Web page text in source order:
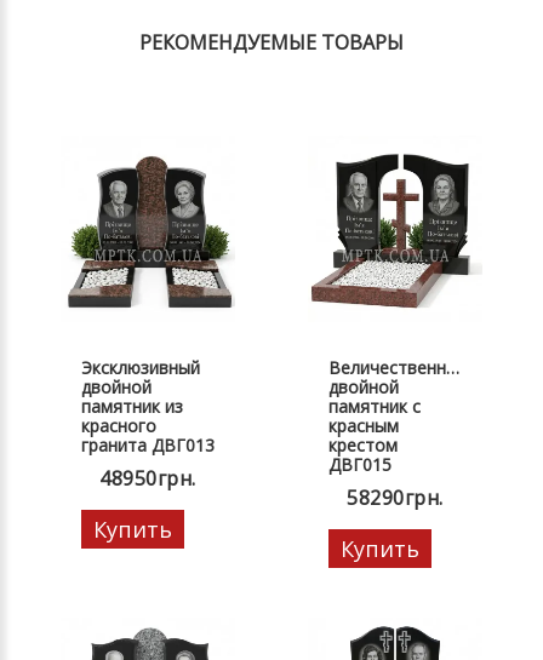
РЕКОМЕНДУЕМЫЕ ТОВАРЫ
Эксклюзивный
двойной
памятник из
красного
гранита ДВГ013
48950грн.
Купить
Величественный
двойной
памятник с
красным
крестом
ДВГ015
58290грн.
Купить